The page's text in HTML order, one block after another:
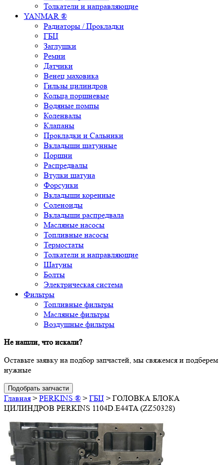
Толкатели и направляющие
YANMAR ®
Радиаторы / Прокладки
ГБЦ
Заглушки
Ремни
Датчики
Венец маховика
Гильзы цилиндров
Кольца поршневые
Водяные помпы
Коленвалы
Клапаны
Прокладки и Сальники
Вкладыши шатунные
Поршни
Распредвалы
Втулки шатуна
Форсунки
Вкладыши коренные
Соленоиды
Вкладыши распредвала
Масляные насосы
Топливные насосы
Термостаты
Толкатели и направляющие
Шатуны
Болты
Электрическая система
Фильтры
Топливные фильтры
Масляные фильтры
Воздушные фильтры
Не нашли, что искали?
Оставьте заявку на подбор запчастей, мы свяжемся и подберем
нужные
Подобрать запчасти
Главная > PERKINS ® > ГБЦ > ГОЛОВКА БЛОКА
ЦИЛИНДРОВ PERKINS 1104D.E44TA (ZZ50328)